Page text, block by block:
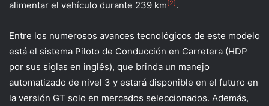
alimentar el vehículo durante 239 km[2].
Entre los numerosos avances tecnológicos de este modelo
está el sistema Piloto de Conducción en Carretera (HDP
por sus siglas en inglés), que brinda un manejo
automatizado de nivel 3 y estará disponible en el futuro en
la versión GT solo en mercados seleccionados. Además,